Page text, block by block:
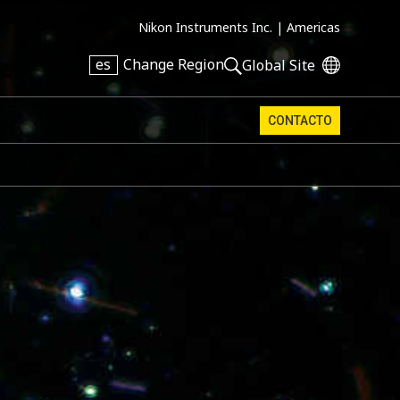
Nikon Instruments Inc. | Americas
es Change Region Global Site
CONTACTO